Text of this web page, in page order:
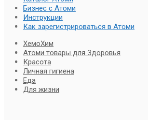
Бизнес с Атоми
Инструкции
Как зарегистрироваться в Атоми
ХемоХим
Атоми товары для Здоровья
Красота
Личная гигиена
Еда
Для жизни